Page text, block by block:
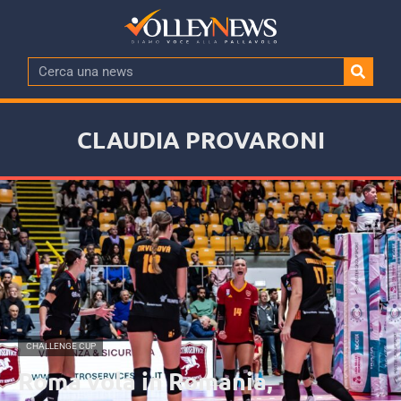
CLAUDIA PROVARONI
CHALLENGE CUP
Roma vola in Romania,